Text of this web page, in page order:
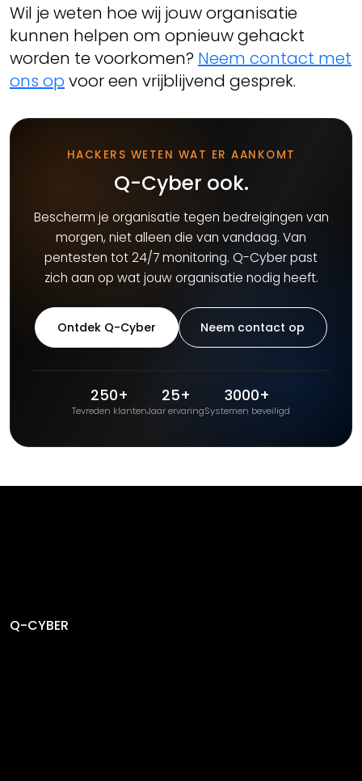
Wil je weten hoe wij jouw organisatie
kunnen helpen om opnieuw gehackt
worden te voorkomen? Neem contact met
ons op voor een vrijblijvend gesprek.
HACKERS WETEN WAT ER AANKOMT
Q-Cyber ook.
Bescherm je organisatie tegen bedreigingen van
morgen, niet alleen die van vandaag. Van
pentesten tot 24/7 monitoring. Q-Cyber past
zich aan op wat jouw organisatie nodig heeft.
Ontdek Q-Cyber Neem contact op
250+
Tevreden klanten
25+
Jaar ervaring
3000+
Systemen beveiligd
Q-CYBER